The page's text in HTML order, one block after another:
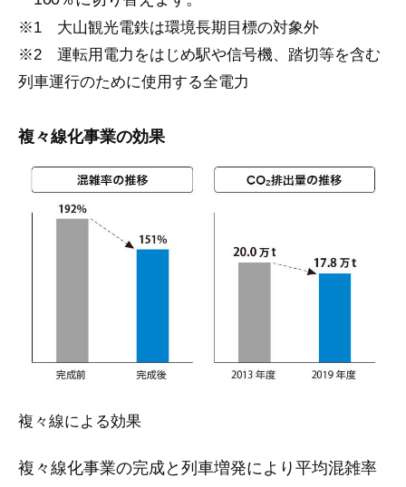
※1 大山観光電鉄は環境長期目標の対象外
※2 運転用電力をはじめ駅や信号機、踏切等を含む
列車運行のために使用する全電力
複々線化事業の効果
複々線による効果
複々線化事業の完成と列車増発により平均混雑率